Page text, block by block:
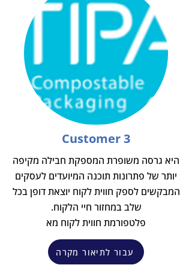
Customer 3
היא גרסה משופרת המספקת חבילה מקיפה
יותר של פתרונות תוכנה המיועדים לעסקים
המבקשים לספק חווית לקוח יוצאת דופן בכל
שלב במחזור חיי הלקוח.
פלטפורמת חווית לקוח מא
עבור לתיאור מקרה